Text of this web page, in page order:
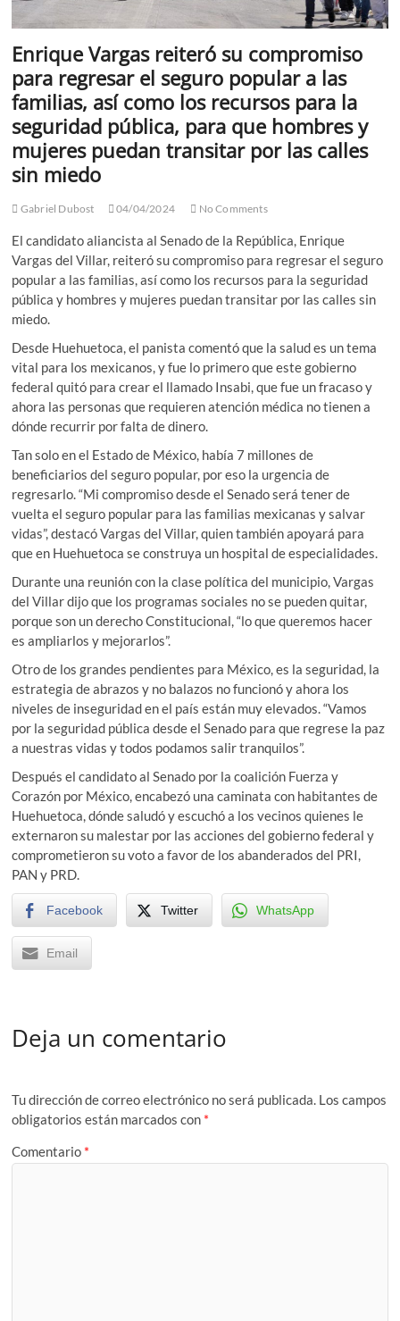
Enrique Vargas reiteró su compromiso
para regresar el seguro popular a las
familias, así como los recursos para la
seguridad pública, para que hombres y
mujeres puedan transitar por las calles
sin miedo
Gabriel Dubost 04/04/2024 No Comments
El candidato aliancista al Senado de la República, Enrique
Vargas del Villar, reiteró su compromiso para regresar el seguro
popular a las familias, así como los recursos para la seguridad
pública y hombres y mujeres puedan transitar por las calles sin
miedo.
Desde Huehuetoca, el panista comentó que la salud es un tema
vital para los mexicanos, y fue lo primero que este gobierno
federal quitó para crear el llamado Insabi, que fue un fracaso y
ahora las personas que requieren atención médica no tienen a
dónde recurrir por falta de dinero.
Tan solo en el Estado de México, había 7 millones de
beneficiarios del seguro popular, por eso la urgencia de
regresarlo. “Mi compromiso desde el Senado será tener de
vuelta el seguro popular para las familias mexicanas y salvar
vidas”, destacó Vargas del Villar, quien también apoyará para
que en Huehuetoca se construya un hospital de especialidades.
Durante una reunión con la clase política del municipio, Vargas
del Villar dijo que los programas sociales no se pueden quitar,
porque son un derecho Constitucional, “lo que queremos hacer
es ampliarlos y mejorarlos”.
Otro de los grandes pendientes para México, es la seguridad, la
estrategia de abrazos y no balazos no funcionó y ahora los
niveles de inseguridad en el país están muy elevados. “Vamos
por la seguridad pública desde el Senado para que regrese la paz
a nuestras vidas y todos podamos salir tranquilos”.
Después el candidato al Senado por la coalición Fuerza y
Corazón por México, encabezó una caminata con habitantes de
Huehuetoca, dónde saludó y escuchó a los vecinos quienes le
externaron su malestar por las acciones del gobierno federal y
comprometieron su voto a favor de los abanderados del PRI,
PAN y PRD.
Facebook Twitter WhatsApp
Email
Deja un comentario
Tu dirección de correo electrónico no será publicada. Los campos
obligatorios están marcados con *
Comentario *